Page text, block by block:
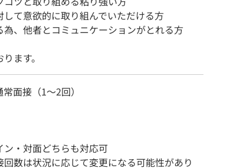
して意欲的に取り組んでいただける方
為、他者とコミュニケーションがとれる方
ます。
面接（1～2回）
ン・対面どちらも対応可
数は状況に応じて変更になる可能性があり